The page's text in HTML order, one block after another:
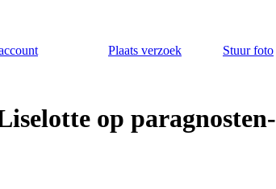
Plaats verzoek Stuur foto
op paragnosten-